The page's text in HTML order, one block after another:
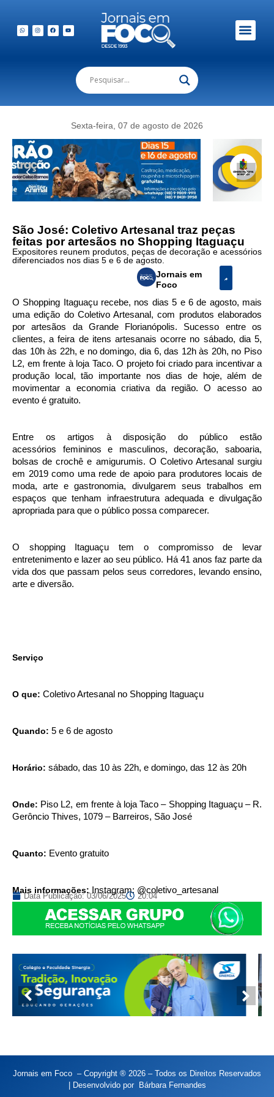
Sexta-feira, 07 de agosto de 2026
São José: Coletivo Artesanal traz peças
feitas por artesãos no Shopping Itaguaçu
Expositores reunem produtos, peças de decoração e acessórios
diferenciados nos dias 5 e 6 de agosto.
Jornais em
Foco
O Shopping Itaguaçu recebe, nos dias 5 e 6 de agosto, mais
uma edição do Coletivo Artesanal, com produtos elaborados
por artesãos da Grande Florianópolis. Sucesso entre os
clientes, a feira de itens artesanais ocorre no sábado, dia 5,
das 10h às 22h, e no domingo, dia 6, das 12h às 20h, no Piso
L2, em frente à loja Taco. O projeto foi criado para incentivar a
produção local, tão importante nos dias de hoje, além de
movimentar a economia criativa da região. O acesso ao
evento é gratuito.
Entre os artigos à disposição do público estão
acessórios femininos e masculinos, decoração, saboaria,
bolsas de crochê e amigurumis. O Coletivo Artesanal surgiu
em 2019 como uma rede de apoio para produtores locais de
moda, arte e gastronomia, divulgarem seus trabalhos em
espaços que tenham infraestrutura adequada e divulgação
apropriada para que o público possa comparecer.
O shopping Itaguaçu tem o compromisso de levar
entretenimento e lazer ao seu público. Há 41 anos faz parte da
vida dos que passam pelos seus corredores, levando ensino,
arte e diversão.
Serviço
O que: Coletivo Artesanal no Shopping Itaguaçu
Quando: 5 e 6 de agosto
Horário: sábado, das 10 às 22h, e domingo, das 12 às 20h
Onde: Piso L2, em frente à loja Taco – Shopping Itaguaçu – R.
Gerôncio Thives, 1079 – Barreiros, São José
Quanto: Evento gratuito
Mais informações: Instagram: @coletivo_artesanal
Data Publicação:03/06/2025 20:04
Jornais em Foco – Copyright ® 2026 – Todos os Direitos Reservados
| Desenvolvido por Bárbara Fernandes